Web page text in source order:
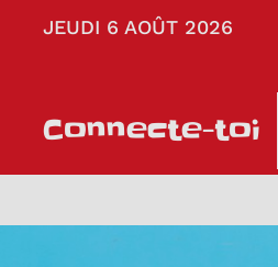
JEUDI 6 AOÛT 2026
Connecte-toi